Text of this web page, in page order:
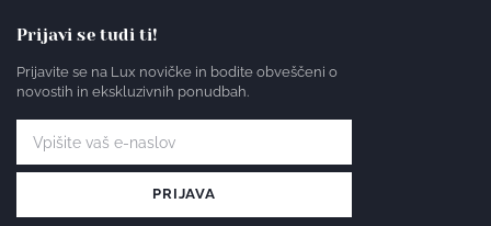
Prijavi se tudi ti!
Prijavite se na Lux novičke in bodite obveščeni o
novostih in ekskluzivnih ponudbah.
PRIJAVA